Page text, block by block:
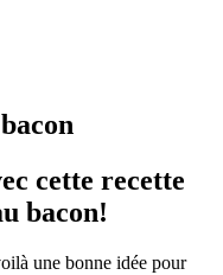
cette recette
bacon!
une bonne idée pour